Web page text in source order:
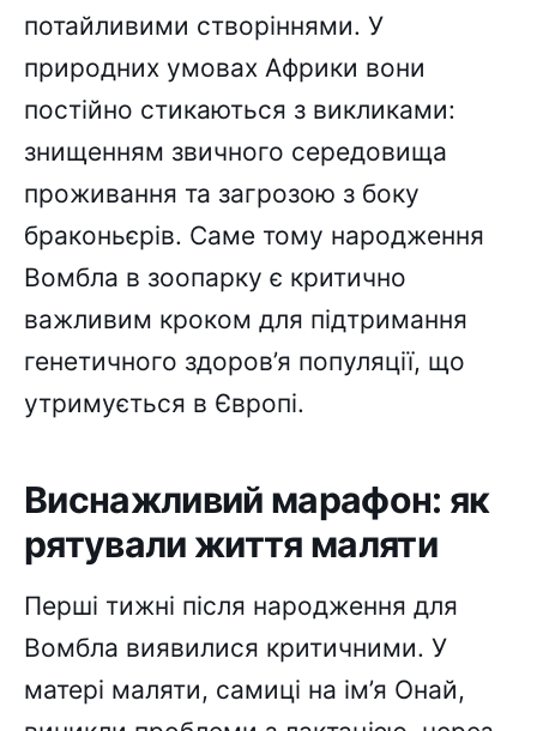
потайливими створіннями. У
природних умовах Африки вони
постійно стикаються з викликами:
знищенням звичного середовища
проживання та загрозою з боку
браконьєрів. Саме тому народження
Вомбла в зоопарку є критично
важливим кроком для підтримання
генетичного здоров’я популяції, що
утримується в Європі.
Виснажливий марафон: як
рятували життя маляти
Перші тижні після народження для
Вомбла виявилися критичними. У
матері маляти, самиці на ім’я Онай,